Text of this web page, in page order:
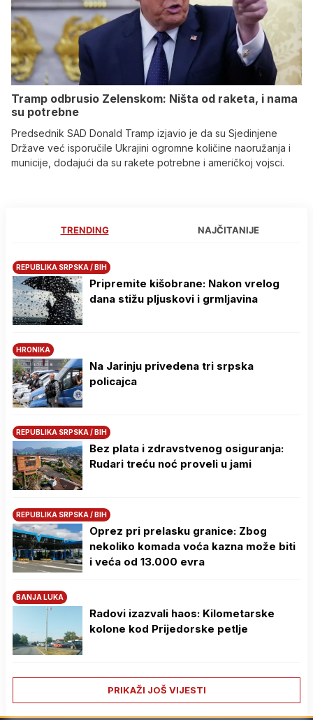
Tramp odbrusio Zelenskom: Ništa od raketa, i nama
su potrebne
Predsednik SAD Donald Tramp izjavio je da su Sjedinjene
Države već isporučile Ukrajini ogromne količine naoružanja i
municije, dodajući da su rakete potrebne i američkoj vojsci.
TRENDING NAJČITANIJE
REPUBLIKA SRPSKA / BIH
Pripremite kišobrane: Nakon vrelog
dana stižu pljuskovi i grmljavina
HRONIKA
Na Јarinju privedena tri srpska
policajca
REPUBLIKA SRPSKA / BIH
Bez plata i zdravstvenog osiguranja:
Rudari treću noć proveli u jami
REPUBLIKA SRPSKA / BIH
Oprez pri prelasku granice: Zbog
nekoliko komada voća kazna može biti
i veća od 13.000 evra
BANJA LUKA
Radovi izazvali haos: Kilometarske
kolone kod Prijedorske petlje
PRIKAŽI JOŠ VIJESTI